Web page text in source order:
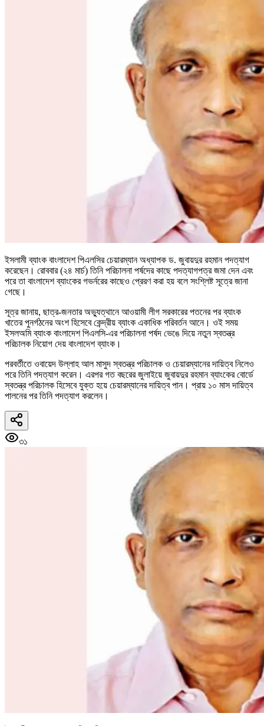
ইসলামী ব্যাংক বাংলাদেশ পিএলসির চেয়ারম্যান অধ্যাপক ড. জুবায়দুর রহমান পদত্যাগ
করেছেন। রোববার (২৪ মার্চ) তিনি পরিচালনা পর্ষদের কাছে পদত্যাগপত্র জমা দেন এবং
পরে তা বাংলাদেশ ব্যাংকের গভর্নরের কাছেও প্রেরণ করা হয় বলে সংশ্লিষ্ট সূত্রে জানা
গেছে।
সূত্র জানায়, ছাত্র-জনতার অভ্যুত্থানে আওয়ামী লীগ সরকারের পতনের পর ব্যাংক
খাতের পুনর্গঠনের অংশ হিসেবে কেন্দ্রীয় ব্যাংক একাধিক পরিবর্তন আনে। ওই সময়
ইসলঅমি ব্যাংক বাংলাদেশ পিএলসি-এর পরিচালনা পর্ষদ ভেঙে দিয়ে নতুন স্বতন্ত্র
পরিচালক নিয়োগ দেয় বাংলাদেশ ব্যাংক।
পরবর্তীতে ওবায়েদ উল্লাহ আল মাসুদ স্বতন্ত্র পরিচালক ও চেয়ারম্যানের দায়িত্ব নিলেও
পরে তিনি পদত্যাগ করেন। এরপর গত বছরের জুলাইয়ে জুবায়দুর রহমান ব্যাংকের বোর্ডে
স্বতন্ত্র পরিচালক হিসেবে যুক্ত হয়ে চেয়ারম্যানের দায়িত্ব পান। প্রায় ১০ মাস দায়িত্ব
পালনের পর তিনি পদত্যাগ করলেন।
৩১